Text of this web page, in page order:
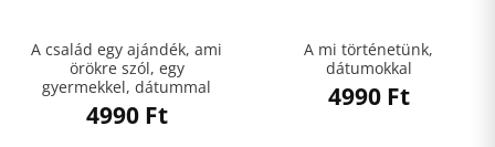
A család egy ajándék, ami
örökre szól, egy
gyermekkel, dátummal
4990 Ft
A mi történetünk,
dátumokkal
4990 Ft